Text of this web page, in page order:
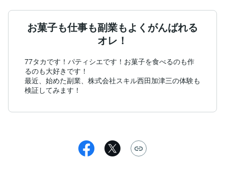
お菓子も仕事も副業もよくがんばれる
オレ！
77タカです！パティシエです！お菓子を食べるのも作
るのも大好きです！
最近、始めた副業、株式会社スキル西田加津三の体験も
検証してみます！